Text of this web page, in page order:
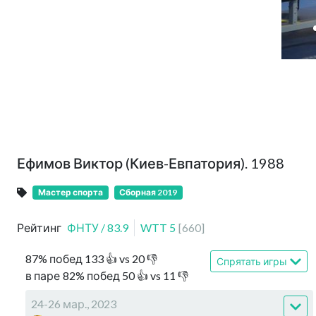
Ефимов Виктор (Киев-Евпатория). 1988
Мастер спорта Сборная 2019
Рейтинг ФНТУ /83.9 WTT 5 [660]
87% побед 133 👍 vs 20👎
в паре 82% побед 50👍 vs 11 👎
Спрятать игры
24-26 мар., 2023